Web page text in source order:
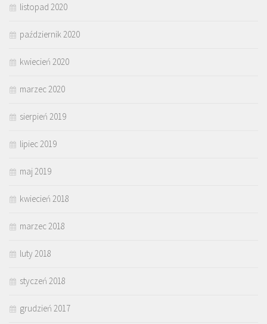
listopad 2020
październik 2020
kwiecień 2020
marzec 2020
sierpień 2019
lipiec 2019
maj 2019
kwiecień 2018
marzec 2018
luty 2018
styczeń 2018
grudzień 2017